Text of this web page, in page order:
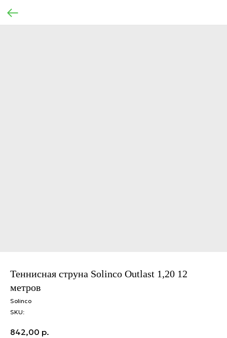
Теннисная струна Solinco Outlast 1,20 12
метров
Solinco
SKU:
842,00 р.